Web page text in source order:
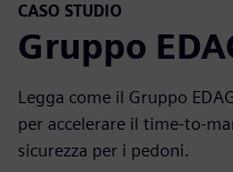
CASO STUDIO
Gruppo
Legga come il Gruppo
per accelerare il time-to-
sicurezza per i pedoni.